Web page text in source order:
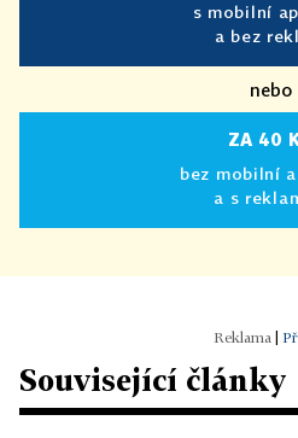
s mobilní
a bez
nebo
ZA 40
bez mobilní
a s
Související články